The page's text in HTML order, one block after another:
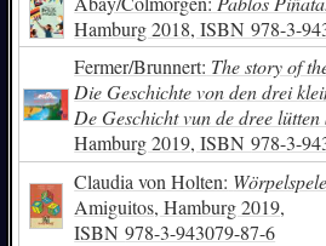
Hamburg 2018,ISBN978-3-
Fermer/Brunnert: The story of
Die Geschichte von den drei
De Geschicht vun de dree lütten
Hamburg 2019,ISBN978-3-
Claudia von Holten:
Amiguitos, Hamburg 2019,
ISBN978-3-943079-87-6